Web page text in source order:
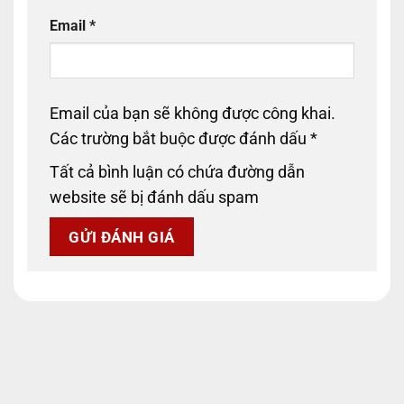
Email *
Email của bạn sẽ không được công khai.
Các trường bắt buộc được đánh dấu *
Tất cả bình luận có chứa đường dẫn
website sẽ bị đánh dấu spam